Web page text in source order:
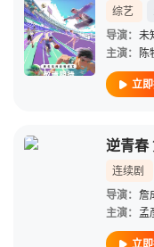
综艺
导演： 未
主演：
陈
立
逆青春
连续剧
导演： 詹
主演： 孟
立